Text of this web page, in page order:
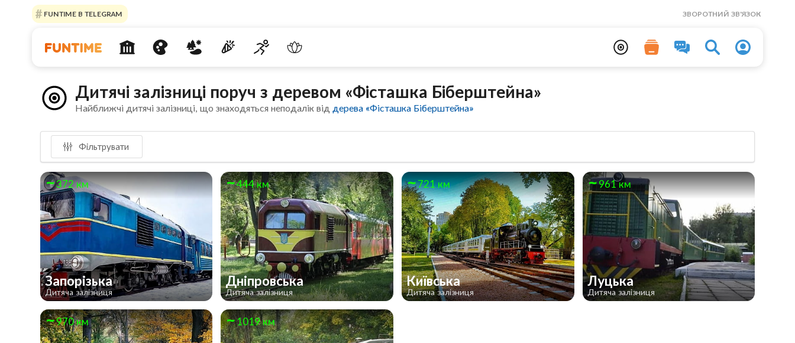
FUNTIME В TELEGRAM ЗВОРОТНИЙ ЗВ'ЯЗОК
Дитячі залізниці поруч з деревом «Фісташка Біберштейна»
Найближчі дитячі залізниці, що знаходяться неподалік від дерева «Фісташка Біберштейна»
Фільтрувати
372 км
Запорізька
Дитяча залізниця
444 км
Дніпровська
Дитяча залізниця
721 км
Київська
Дитяча залізниця
961 км
Луцька
Дитяча залізниця
970 км 1019 км